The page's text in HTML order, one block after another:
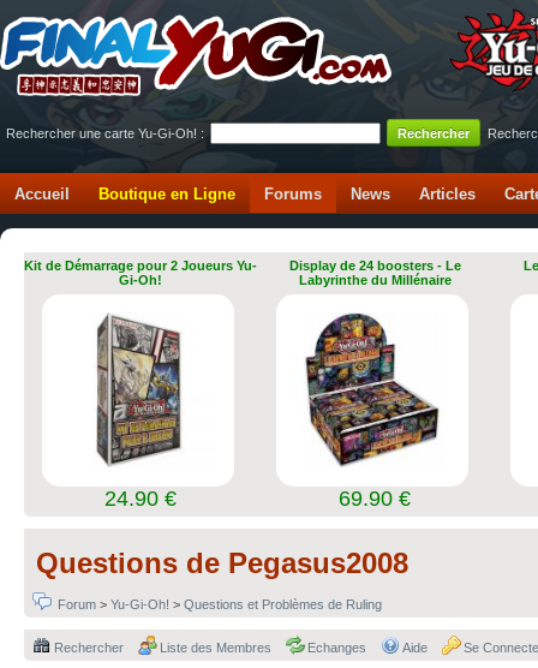
Rechercher une carte Yu-Gi-Oh! :
Accueil Boutique en Ligne Forums News Articles
Kit de Démarrage pour 2 Joueurs Yu-
Gi-Oh!
24.90 €
Display de 24 boosters - Le
Labyrinthe du Millénaire
69.90 €
Questions de Pegasus2008
Forum > Yu-Gi-Oh! > Questions et Problèmes de Ruling
Rechercher Liste des Membres Echanges Aide Se